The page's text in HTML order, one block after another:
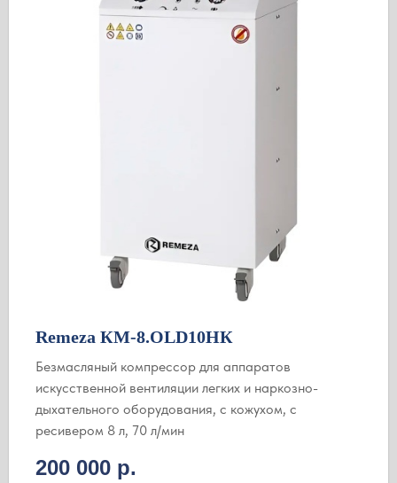
Remeza КМ-8.OLD10НК
Безмасляный компрессор для аппаратов
искусственной вентиляции легких и наркозно-
дыхательного оборудования, с кожухом, с
ресивером 8 л, 70 л/мин
200 000 р.